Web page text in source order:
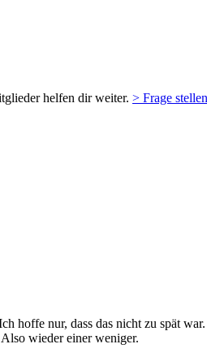
helfen dir weiter. > Frage
hoffe nur, dass das nicht zu spät
wieder einer weniger.